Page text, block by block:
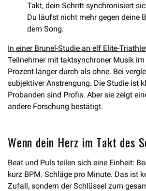
Takt, dein Schritt synchronisiert
Du läufst nicht mehr gegen deine
dem Song.
In einer Brunel-Studie an elf Elite-
Teilnehmer mit taktsynchroner Musik
Prozent länger durch als ohne. Bei
subjektiver Anstrengung. Die Studie ist
Probanden sind Profis. Aber sie zeigt
andere Forschung bestätigt.
Wenn dein Herz im Takt des
Beat und Puls teilen sich eine Einheit:
kurz BPM. Schläge pro Minute. Das ist
Zufall, sondern der Schlüssel zum